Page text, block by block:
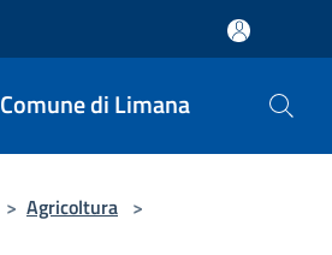
Comune di Limana
> Agricoltura >